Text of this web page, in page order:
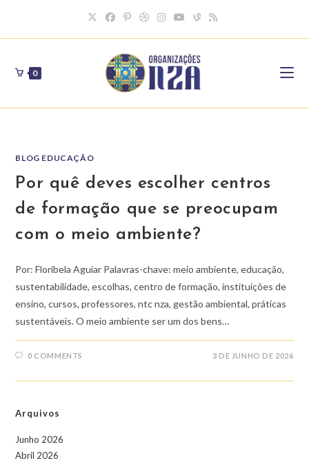
content
0
BLOG EDUCAÇÃO
Por quê deves escolher centros
de formação que se preocupam
com o meio ambiente?
Por: Floribela Aguiar Palavras-chave: meio ambiente, educação,
sustentabilidade, escolhas, centro de formação, instituições de
ensino, cursos, professores, ntc nza, gestão ambiental, práticas
sustentáveis. O meio ambiente ser um dos bens…
0 COMMENTS 3 DE JUNHO DE 2026
Arquivos
Junho 2026
Abril 2026